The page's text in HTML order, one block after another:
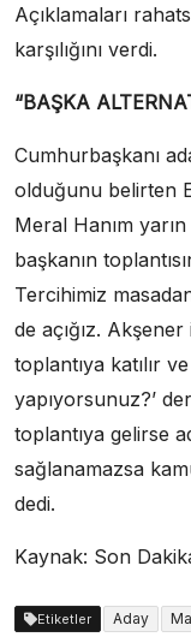
Açıklamaları
karşılığını verdi.
“BAŞKA
Cumhurbaşkanı
olduğunu belirten
Meral Hanım
başkanın
Tercihimiz
de açığız.
toplantıya katılır
yapıyorsunuz?’
toplantıya gelirse
sağlanamazsa
dedi.
Kaynak: Son
Etiketler Aday